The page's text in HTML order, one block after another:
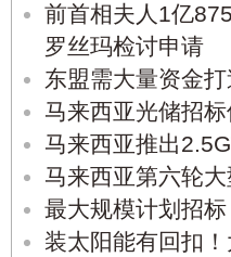
前首相夫人1亿
罗丝玛检讨申请
东盟需大量资金
马来西亚光储招
马来西亚推出
马来西亚第六轮
最大规模计划招
装太阳能有回扣